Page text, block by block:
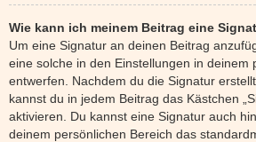
Wie kann ich meinem Beitrag eine
Um eine Signatur an deinen Beitrag
eine solche in den Einstellungen in deinem
entwerfen. Nachdem du die Signatur
kannst du in jedem Beitrag das Kästchen
aktivieren. Du kannst eine Signatur auch
deinem persönlichen Bereich das